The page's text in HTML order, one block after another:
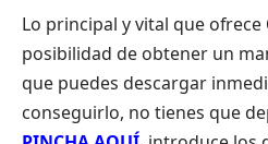
Lo principal y vital que ofrece
posibilidad de obtener un
que puedes descargar
conseguirlo, no tienes que